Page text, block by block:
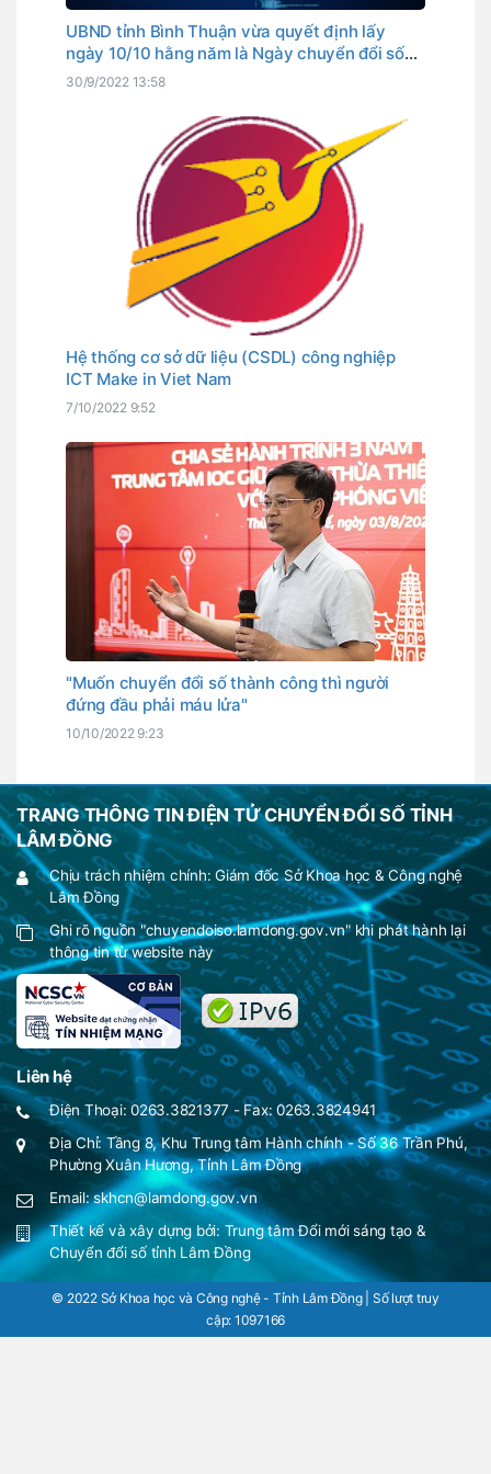
UBND tỉnh Bình Thuận vừa quyết định lấy
ngày 10/10 hằng năm là Ngày chuyển đổi số
tỉnh. Đây cũng là ngày Thủ tướng Chính phủ
30/9/2022 13:58
Hệ thống cơ sở dữ liệu (CSDL) công nghiệp
ICT Make in Viet Nam
7/10/2022 9:52
"Muốn chuyển đổi số thành công thì người
đứng đầu phải máu lửa"
10/10/2022 9:23
TRANG THÔNG TIN ĐIỆN TỬ CHUYỂN ĐỔI SỐ TỈNH
LÂM ĐỒNG
Chịu trách nhiệm chính: Giám đốc Sở Khoa học & Công nghệ
Lâm Đồng
Ghi rõ nguồn "chuyendoiso.lamdong.gov.vn" khi phát hành lại
thông tin từ website này
Liên hệ
Điện Thoại: 0263.3821377 - Fax: 0263.3824941
Địa Chỉ: Tầng 8, Khu Trung tâm Hành chính - Số 36 Trần Phú,
Phường Xuân Hương, Tỉnh Lâm Đồng
Email: skhcn@lamdong.gov.vn
Thiết kế và xây dựng bởi: Trung tâm Đổi mới sáng tạo &
Chuyển đổi số tỉnh Lâm Đồng
© 2022 Sở Khoa học và Công nghệ - Tỉnh Lâm Đồng | Số lượt truy
cập: 1097166